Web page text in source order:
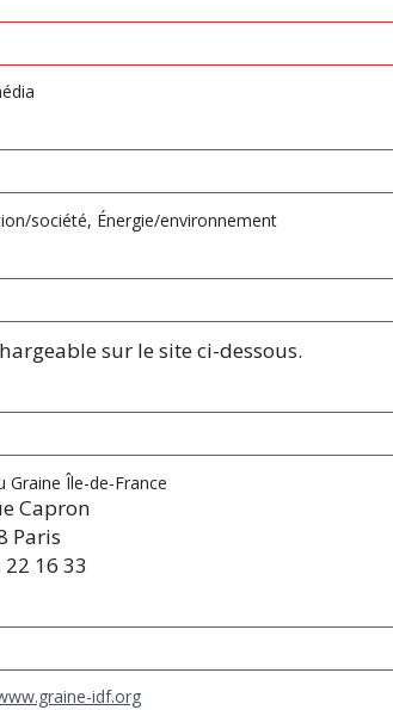
société, Énergie/environnement
sur le site ci-dessous.
Graine Île-de-France
Capron
Paris
16 33
idf.org